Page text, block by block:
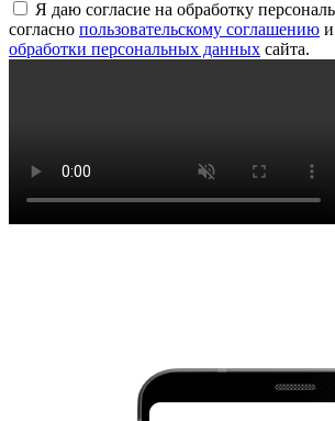
Я даю согласие на обработку
согласно пользовательскому соглашению и
обработки персональных данных сайта.